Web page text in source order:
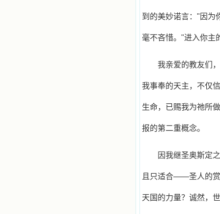
到的美妙诺言："因为
毫不吝惜。"进入你
我亲爱的教友们
我事奉的天主，不仅
生命，已赐我为祂所
报的第二重概念。
因我继圣奥斯定
且只适合——圣人的赏
天国的力量？诚然，